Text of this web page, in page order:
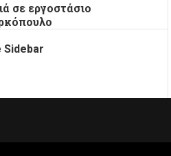
σε εργοστάσιο
Sidebar